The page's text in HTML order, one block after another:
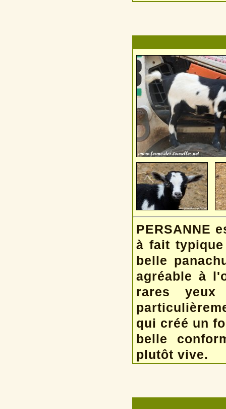
PERSANNE
à fait
belle
agréable à
rares
qui créé un
belle
plutôt vive.